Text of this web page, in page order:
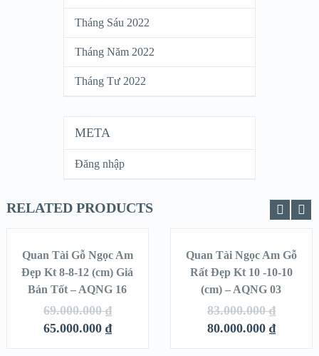
Tháng Sáu 2022
Tháng Năm 2022
Tháng Tư 2022
META
Đăng nhập
RELATED PRODUCTS
SALE!
QUICK LOOK
VIEW DETAILS
THÊM VÀO
Quan Tài Gỗ Ngọc Am
Đẹp Kt 8-8-12 (cm) Giá
Bán Tốt – AQNG 16
69.000.000₫
65.000.000 ₫
SALE!
QUICK LOOK
VIEW DETAILS
Quan Tài Ngọc Am Gỗ
Rất Đẹp Kt 10 -10-10
(cm) – AQNG 03
83.000.000₫
80.000.000 ₫